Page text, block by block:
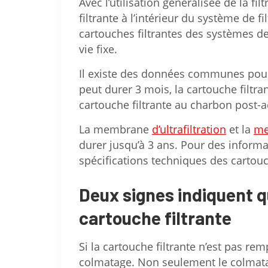
filtrante à l’intérieur du système de
cartouches filtrantes des systèmes
vie fixe.
Il existe des données communes
peut durer 3 mois, la cartouche
cartouche filtrante au charbon post-
La membrane d’ultrafiltration et la
durer jusqu’à 3 ans. Pour des
spécifications techniques des
Deux signes indiquent
cartouche filtrante
Si la cartouche filtrante n’est pas
colmatage. Non seulement le